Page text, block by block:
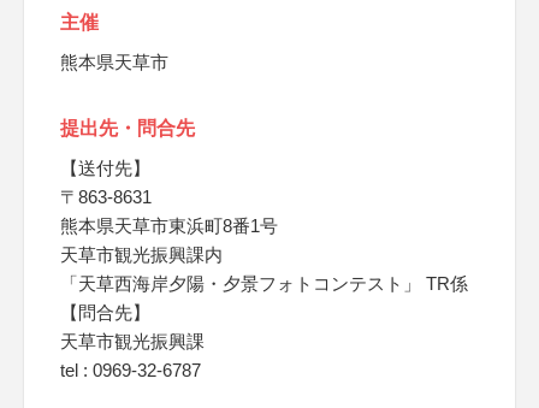
主催
熊本県天草市
提出先・問合先
【送付先】
〒863-8631
熊本県天草市東浜町8番1号
天草市観光振興課内
「天草西海岸夕陽・夕景フォトコンテスト」 TR係
【問合先】
天草市観光振興課
tel : 0969-32-6787